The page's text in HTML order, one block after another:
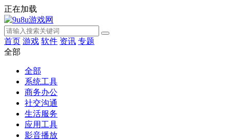
正在加载
首页 游戏 软件 资讯 专题
全部
全部
系统工具
商务办公
社交沟通
生活服务
应用工具
影音播放